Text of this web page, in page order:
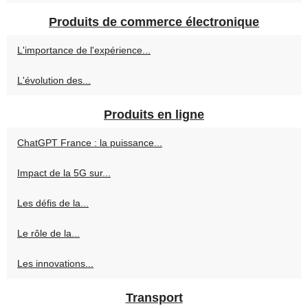
Produits de commerce électronique
L'importance de l'expérience...
L'évolution des...
Produits en ligne
ChatGPT France : la puissance...
Impact de la 5G sur...
Les défis de la...
Le rôle de la...
Les innovations...
Transport